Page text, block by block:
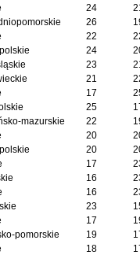
24
26
22
24
23
21
17
25
mazurskie 22
20
20
17
16
16
23
17
pomorskie 19
18